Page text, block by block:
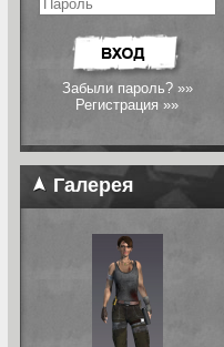
Забыли пароль? »»
Регистрация »»
Галерея